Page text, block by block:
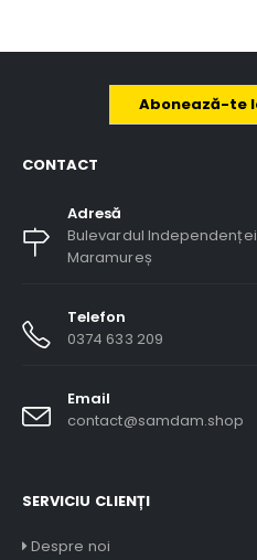
Abonează-te
CONTACT
Adresă
Bulevardul
Maramureș
Telefon
0374 633 209
Email
contact@samdam.shop
SERVICIU CLIENȚI
Despre noi